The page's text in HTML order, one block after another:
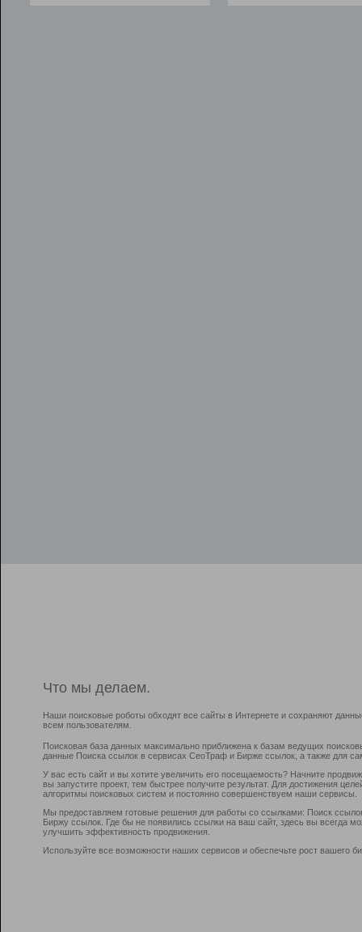
Что мы делаем.
Наши поисковые роботы обходят все сайты в Интернете и сохраняют
всем пользователям.
Поисковая база данных максимально приближена к базам ведущих
данные Поиска ссылок в сервисах СеоТраф и Бирже ссылок, а также для
У вас есть сайт и вы хотите увеличить его посещаемость? Начните
вы запустите проект, тем быстрее получите результат. Для достижения
алгоритмы поисковых систем и постоянно совершенствуем наши сервисы.
Мы предоставляем готовые решения для работы со ссылками: Поиск
Биржу ссылок. Где бы не появились ссылки на ваш сайт, здесь вы всегда
улучшить эффективность продвижения.
Используйте все возможности наших сервисов и обеспечьте рост вашего